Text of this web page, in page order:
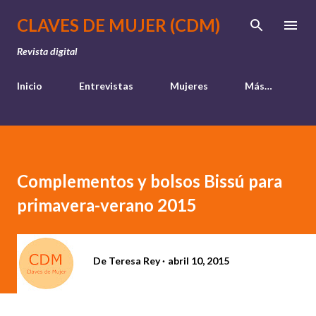
Ir al contenido principal
CLAVES DE MUJER (CDM)
Revista digital
Inicio Entrevistas Mujeres Más…
Complementos y bolsos Bissú para
primavera-verano 2015
De Teresa Rey abril 10, 2015